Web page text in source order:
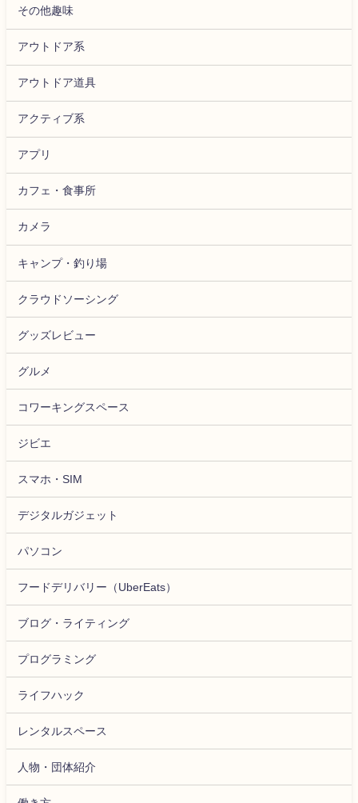
その他趣味
アウトドア系
アウトドア道具
アクティブ系
アプリ
カフェ・食事所
カメラ
キャンプ・釣り場
クラウドソーシング
グッズレビュー
グルメ
コワーキングスペース
ジビエ
スマホ・SIM
デジタルガジェット
パソコン
フードデリバリー（UberEats）
ブログ・ライティング
プログラミング
ライフハック
レンタルスペース
人物・団体紹介